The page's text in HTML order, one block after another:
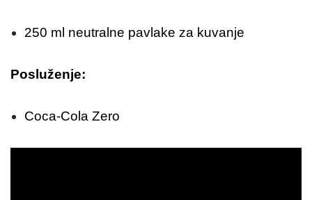
250 ml neutralne pavlake za kuvanje
Posluženje:
Coca-Cola Zero